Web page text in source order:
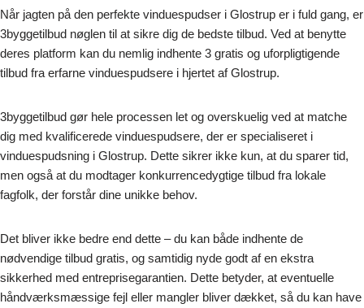
Når jagten på den perfekte vinduespudser i Glostrup er i fuld gang, er
3byggetilbud nøglen til at sikre dig de bedste tilbud. Ved at benytte
deres platform kan du nemlig indhente 3 gratis og uforpligtigende
tilbud fra erfarne vinduespudsere i hjertet af Glostrup.
3byggetilbud gør hele processen let og overskuelig ved at matche
dig med kvalificerede vinduespudsere, der er specialiseret i
vinduespudsning i Glostrup. Dette sikrer ikke kun, at du sparer tid,
men også at du modtager konkurrencedygtige tilbud fra lokale
fagfolk, der forstår dine unikke behov.
Det bliver ikke bedre end dette – du kan både indhente de
nødvendige tilbud gratis, og samtidig nyde godt af en ekstra
sikkerhed med entreprisegarantien. Dette betyder, at eventuelle
håndværksmæssige fejl eller mangler bliver dækket, så du kan have